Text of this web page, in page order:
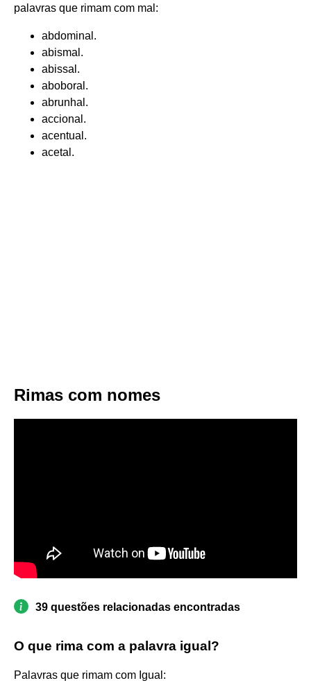
palavras que rimam com mal:
abdominal.
abismal.
abissal.
aboboral.
abrunhal.
accional.
acentual.
acetal.
Rimas com nomes
39 questões relacionadas encontradas
O que rima com a palavra igual?
Palavras que rimam com Igual: